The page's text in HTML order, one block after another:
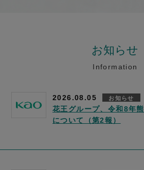
お知らせ
Information
2026.08.05 お知らせ
花王グループ、令和8年
について（第2報）